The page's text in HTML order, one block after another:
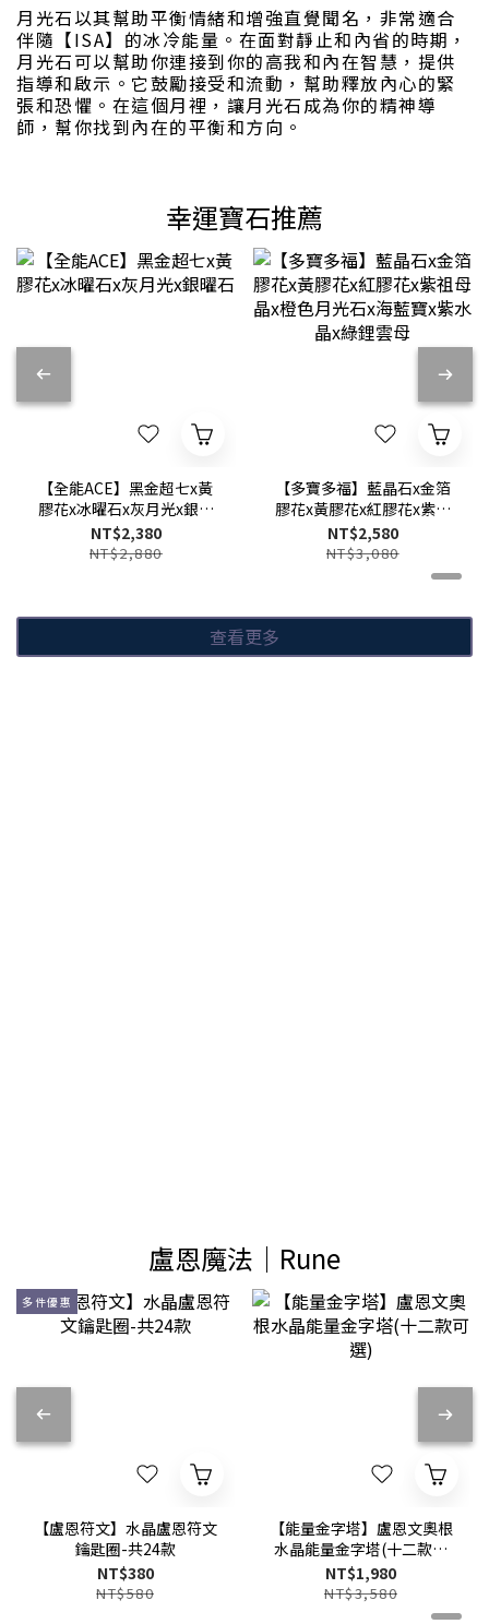
月光石以其幫助平衡情緒和增強直覺聞名，非常適合
伴隨【ISA】的冰冷能量。在面對靜止和內省的時期，
月光石可以幫助你連接到你的高我和內在智慧，提供
指導和啟示。它鼓勵接受和流動，幫助釋放內心的緊
張和恐懼。在這個月裡，讓月光石成為你的精神導
師，幫你找到內在的平衡和方向。
幸運寶石推薦
【全能ACE】黑金超七x黃
膠花x冰曜石x灰月光x銀曜
石
NT$2,380
NT$2,880
【多寶多福】藍晶石x金箔
膠花x黃膠花x紅膠花x紫祖
母晶x橙色月光石x海藍寶x
紫水晶x綠鋰雲母
NT$2,580
NT$3,080
查看更多
盧恩魔法│Rune
多件優惠
【盧恩符文】水晶盧恩符文
鑰匙圈-共24款
NT$380
NT$580
【能量金字塔】盧恩文奧根
水晶能量金字塔(十二款可
選)
NT$1,980
NT$3,580